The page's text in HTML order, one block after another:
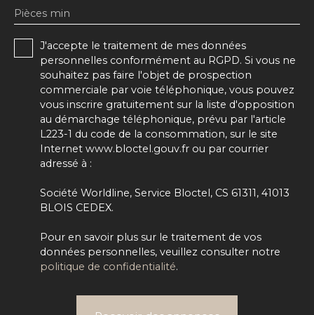
Pièces min
J'accepte le traitement de mes données
personnelles conformément au RGPD. Si vous ne
souhaitez pas faire l'objet de prospection
commerciale par voie téléphonique, vous pouvez
vous inscrire gratuitement sur la liste d'opposition
au démarchage téléphonique, prévu par l'article
L223-1 du code de la consommation, sur le site
Internet www.bloctel.gouv.fr ou par courrier
adressé à :
Société Worldline, Service Bloctel, CS 61311, 41013
BLOIS CEDEX.
Pour en savoir plus sur le traitement de vos
données personnelles, veuillez consulter notre
politique de confidentialité.